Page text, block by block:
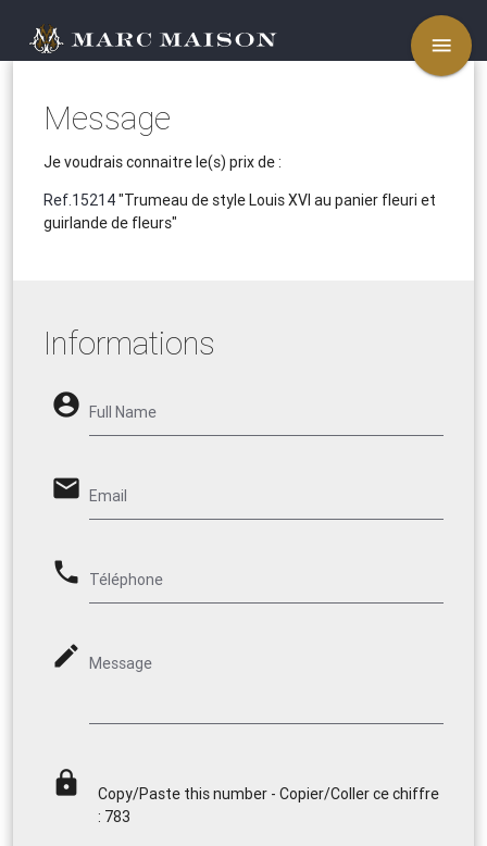
menu
Message
Je voudrais connaitre le(s) prix de :
Ref.15214"Trumeau de style Louis XVI au panier fleuri et
guirlande de fleurs"
Informations
account_circle Full Name
email Email
phone Téléphone
mode_edit Message
lock
Copy/Paste this number - Copier/Coller ce chiffre
: 783